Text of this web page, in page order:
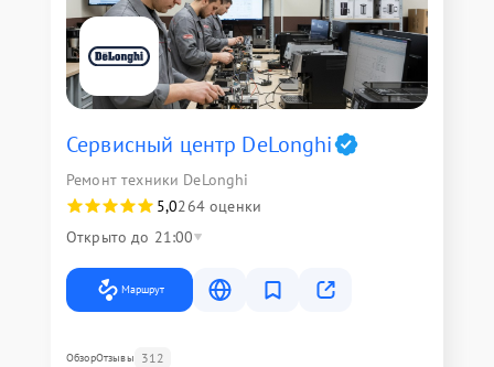
Сервисный центр DeLonghi
Ремонт техники DeLonghi
5,0264 оценки
Открыто до 21:00
Маршрут
ОбзорОтзывы 312